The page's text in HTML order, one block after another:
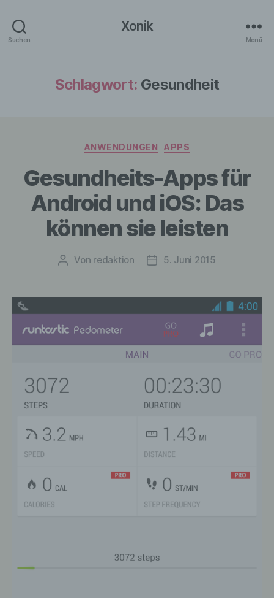
Suchen
Xonik
Menü
Schlagwort: Gesundheit
Kategorien
ANWENDUNGEN APPS
Gesundheits-Apps für
Android und iOS: Das
können sie leisten
Beitragsautor
Von redaktion Veröffentlichungsdatum
5. Juni 2015